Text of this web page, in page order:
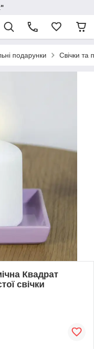
подарунки Свічки та
Квадрат
свічки